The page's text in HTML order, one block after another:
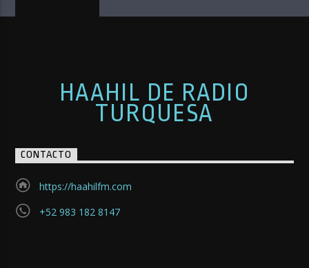
HAAHIL DE RADIO
TURQUESA
CONTACTO
https://haahilfm.com
+52 983 182 8147